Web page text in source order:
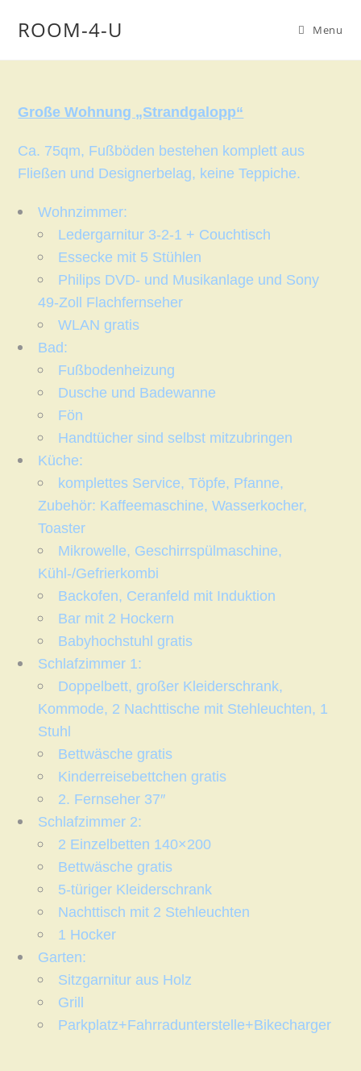
ROOM-4-U Menu
Große Wohnung „Strandgalopp“
Ca. 75qm, Fußböden bestehen komplett aus
Fließen und Designerbelag, keine Teppiche.
Wohnzimmer:
Ledergarnitur 3-2-1 + Couchtisch
Essecke mit 5 Stühlen
Philips DVD- und Musikanlage und Sony
49-Zoll Flachfernseher
WLAN gratis
Bad:
Fußbodenheizung
Dusche und Badewanne
Fön
Handtücher sind selbst mitzubringen
Küche:
komplettes Service, Töpfe, Pfanne,
Zubehör: Kaffeemaschine, Wasserkocher,
Toaster
Mikrowelle, Geschirrspülmaschine,
Kühl-/Gefrierkombi
Backofen, Ceranfeld mit Induktion
Bar mit 2 Hockern
Babyhochstuhl gratis
Schlafzimmer 1:
Doppelbett, großer Kleiderschrank,
Kommode, 2 Nachttische mit Stehleuchten, 1
Stuhl
Bettwäsche gratis
Kinderreisebettchen gratis
2. Fernseher 37″
Schlafzimmer 2:
2 Einzelbetten 140×200
Bettwäsche gratis
5-türiger Kleiderschrank
Nachttisch mit 2 Stehleuchten
1 Hocker
Garten:
Sitzgarnitur aus Holz
Grill
Parkplatz+Fahrradunterstelle+Bikecharger